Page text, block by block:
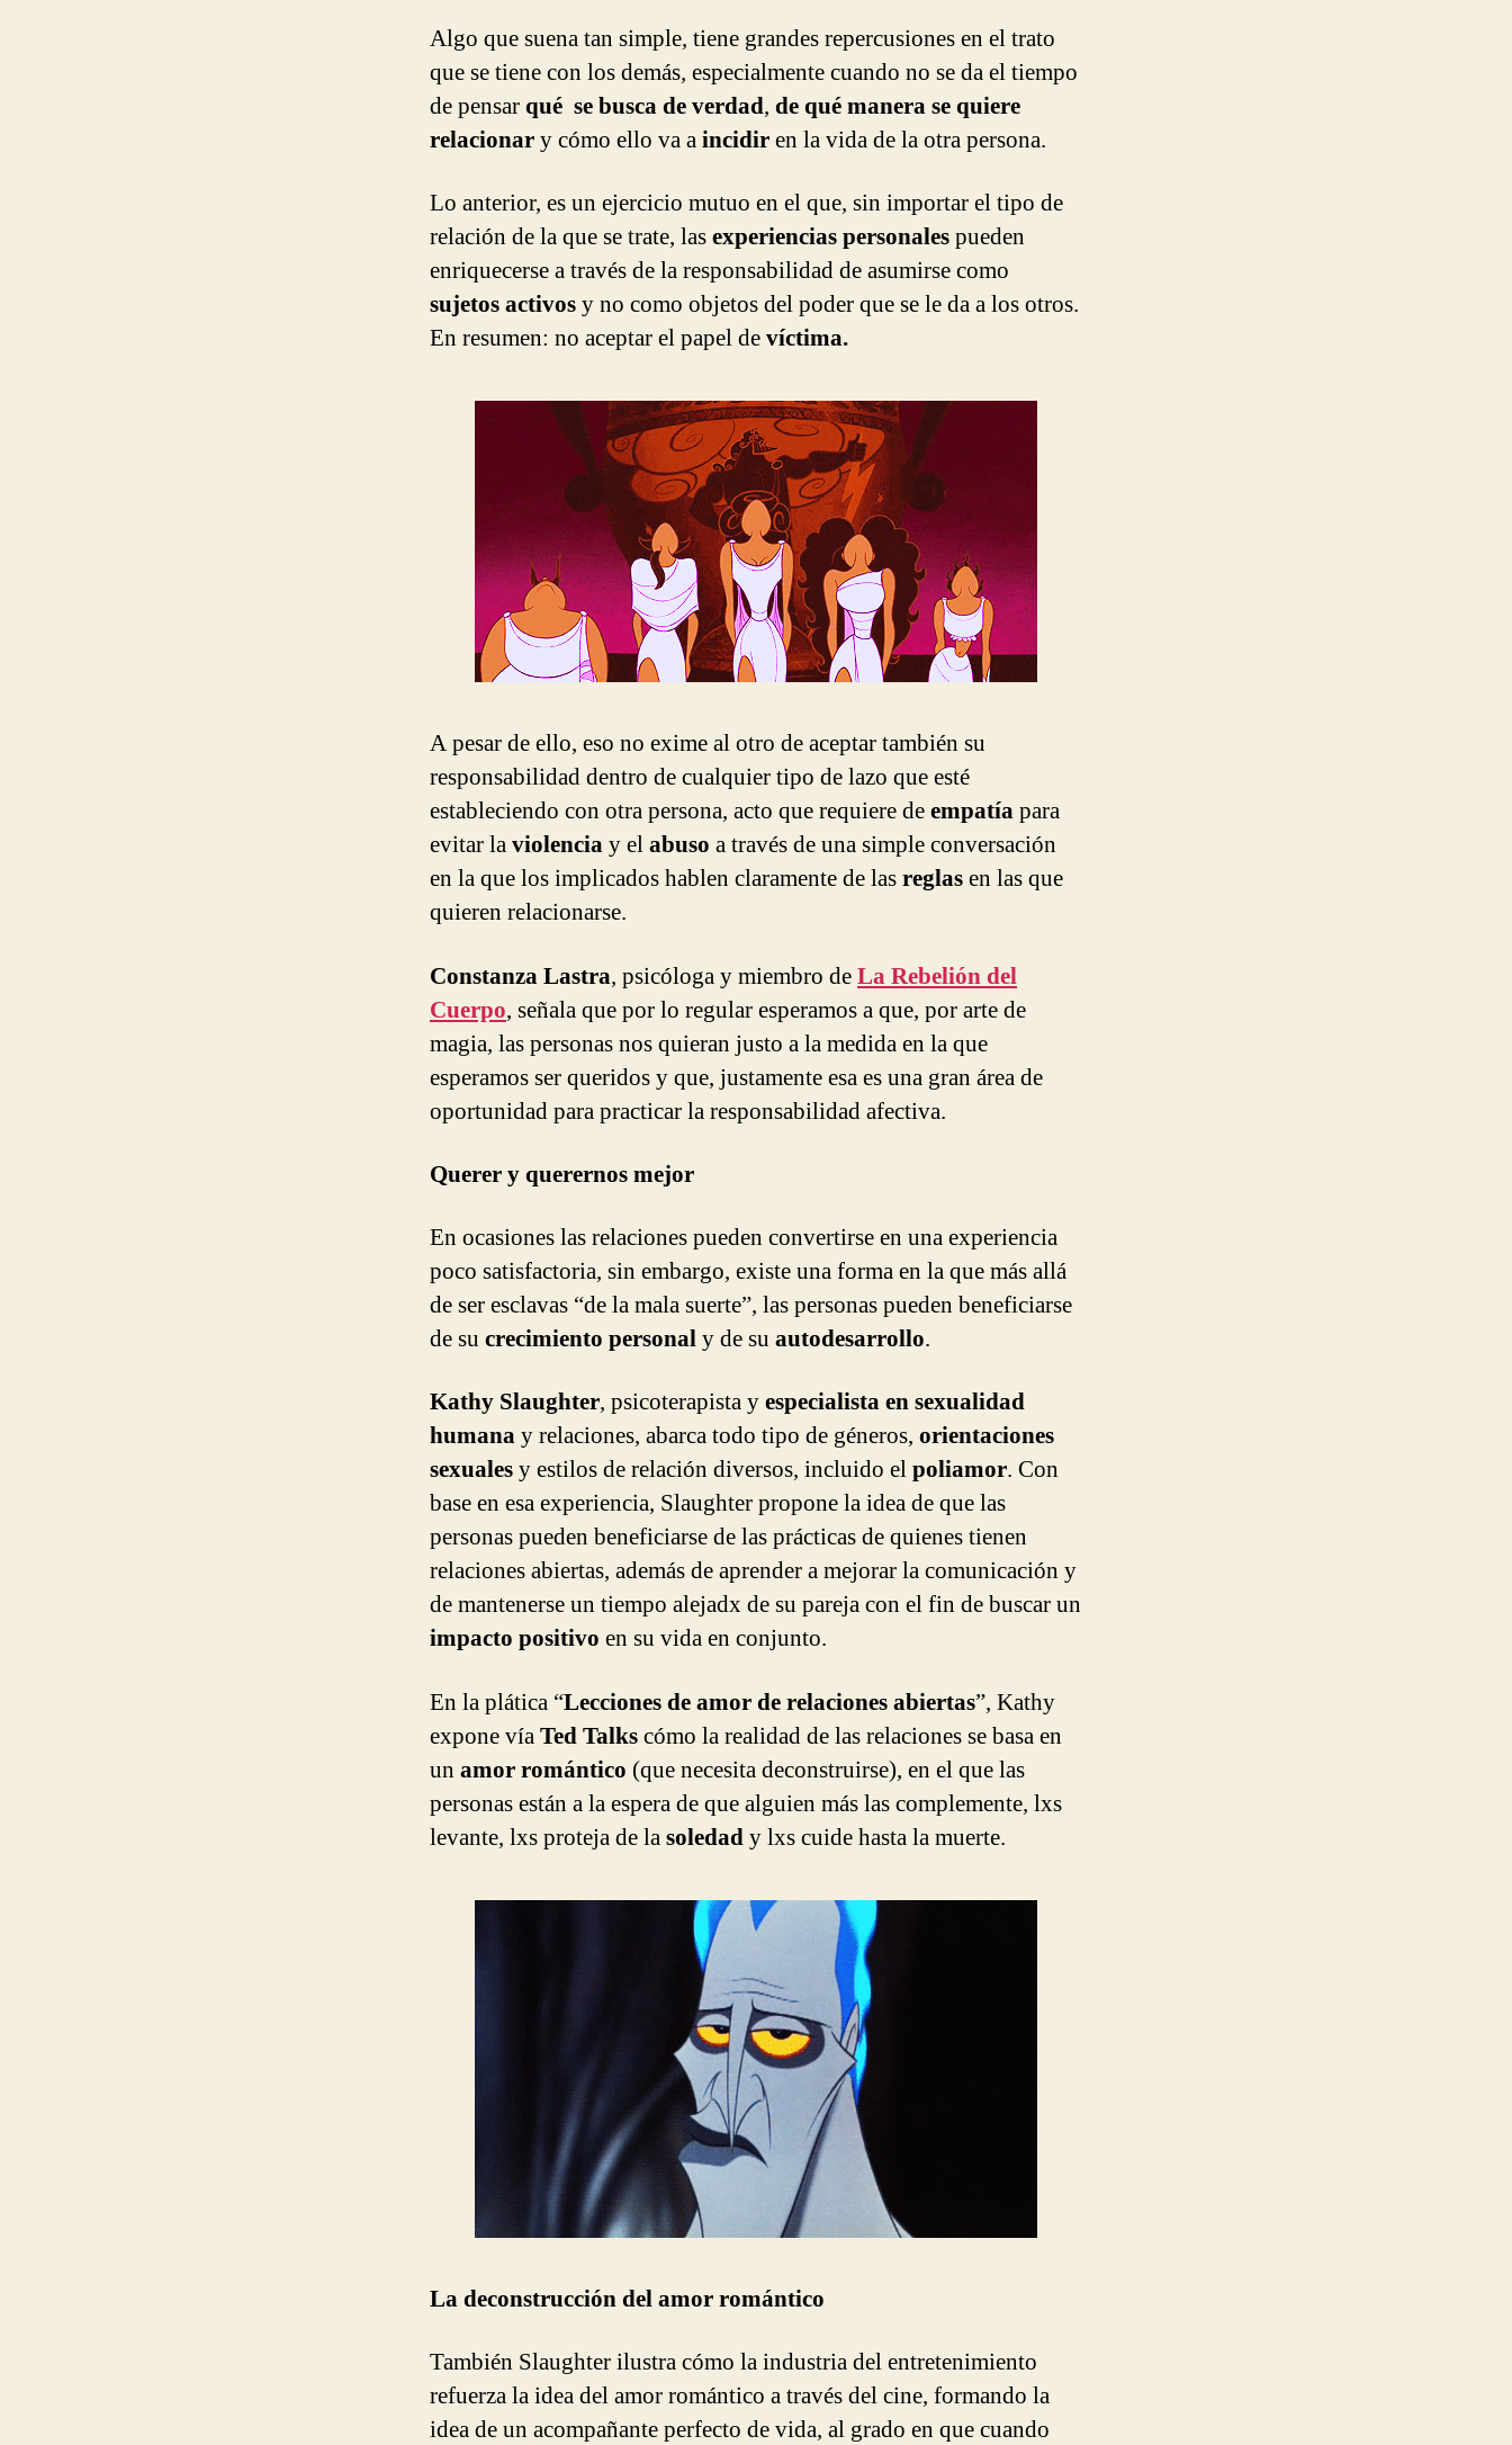
Algo que suena tan simple, tiene grandes repercusiones en el trato
que se tiene con los demás, especialmente cuando no se da el tiempo
de pensarqué se busca de verdad, de qué manera se quiere
relacionary cómo ello va aincidiren la vida de la otra persona.
Lo anterior, es un ejercicio mutuo en el que, sin importar el tipo de
relación de la que se trate, lasexperiencias personalespueden
enriquecerse a través de la responsabilidad de asumirse como
sujetos activosy no como objetos del poder que se le da a los otros.
En resumen: no aceptar el papel devíctima.
A pesar de ello, eso no exime al otro de aceptar también su
responsabilidad dentro de cualquier tipo de lazo que esté
estableciendo con otra persona, acto que requiere deempatíapara
evitar laviolenciay elabuso a través de una simple conversación
en la que los implicados hablen claramente de lasreglasen las que
quieren relacionarse.
Constanza Lastra, psicóloga y miembro deLa Rebelión del
Cuerpo, señala que por lo regular esperamos a que, por arte de
magia, las personas nos quieran justo a la medida en la que
esperamos ser queridos y que, justamente esa es una gran área de
oportunidad para practicar la responsabilidad afectiva.
Querer y querernos mejor
En ocasiones las relaciones pueden convertirse en una experiencia
poco satisfactoria, sin embargo, existe una forma en la que más allá
de ser esclavas “de la mala suerte”, las personas pueden beneficiarse
de su crecimiento personaly de su autodesarrollo.
Kathy Slaughter, psicoterapista yespecialista en sexualidad
humanay relaciones, abarca todo tipo de géneros, orientaciones
sexualesy estilos de relación diversos, incluido elpoliamor. Con
base en esa experiencia, Slaughter propone la idea de que las
personas pueden beneficiarse de las prácticas de quienes tienen
relaciones abiertas, además de aprender a mejorar la comunicación y
de mantenerse un tiempo alejadx de su pareja con el fin de buscar un
impacto positivo en su vida en conjunto.
En la plática “Lecciones de amor de relaciones abiertas”, Kathy
expone víaTed Talkscómo la realidad de las relaciones se basa en
un amor romántico (que necesita deconstruirse), en el que las
personas están a la espera de que alguien más las complemente, lxs
levante, lxs proteja de lasoledady lxs cuide hasta la muerte.
La deconstrucción del amor romántico
También Slaughter ilustra cómo la industria del entretenimiento
refuerza la idea del amor romántico a través del cine, formando la
idea de un acompañante perfecto de vida, al grado en que cuando